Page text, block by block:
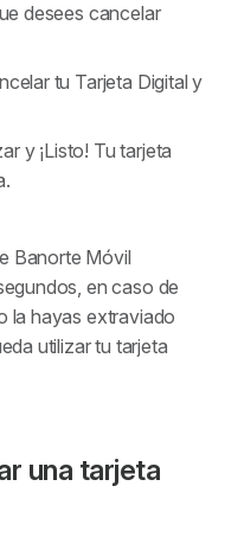
desees cancelar
tu Tarjeta Digital y
y ¡Listo! Tu tarjeta
Banorte Móvil
en caso de
la hayas extraviado
utilizar tu tarjeta
una tarjeta